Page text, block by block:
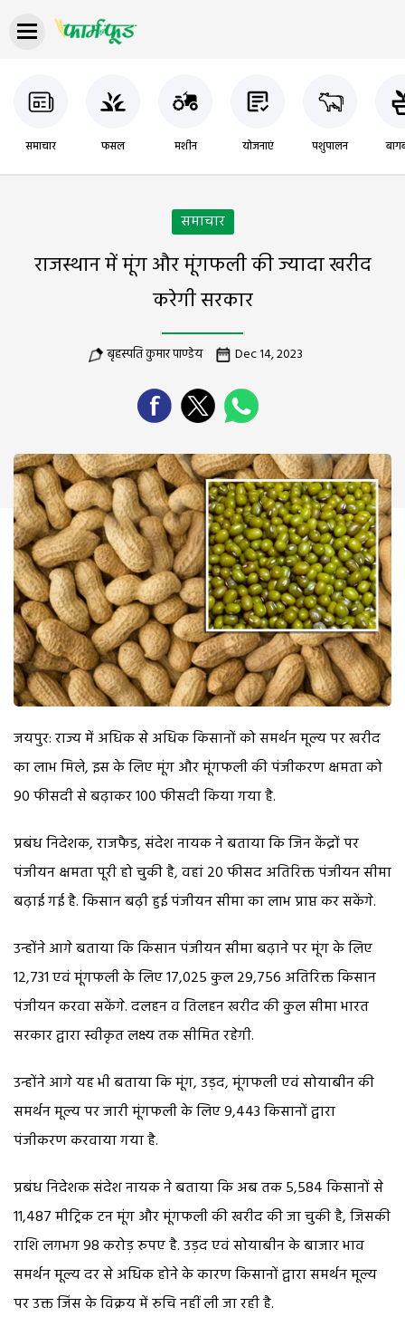
समाचार फसल मशीन योजनाएं पशुपालन
समाचार
राजस्थान में मूंग और मूंगफली की ज्यादा खरीद
करेगी सरकार
बृहस्पति कुमार पाण्डेय Dec 14, 2023
जयपुर: राज्य में अधिक से अधिक किसानों को समर्थन मूल्य पर खरीद
का लाभ मिले, इस के लिए मूंग और मूंगफली की पंजीकरण क्षमता को
90 फीसदी से बढ़ाकर 100 फीसदी किया गया है.
प्रबंध निदेशक, राजफैड, संदेश नायक ने बताया कि जिन केंद्रों पर
पंजीयन क्षमता पूरी हो चुकी है, वहां 20 फीसद अतिरिक्त पंजीयन सीमा
बढ़ाई गई है. किसान बढ़ी हुई पंजीयन सीमा का लाभ प्राप्त कर सकेंगे.
उन्होंने आगे बताया कि किसान पंजीयन सीमा बढ़ाने पर मूंग के लिए
12,731 एवं मूंगफली के लिए 17,025 कुल 29,756 अतिरिक्त किसान
पंजीयन करवा सकेंगे. दलहन व तिलहन खरीद की कुल सीमा भारत
सरकार द्वारा स्वीकृत लक्ष्य तक सीमित रहेगी.
उन्होंने आगे यह भी बताया कि मूंग, उड़द, मूंगफली एवं सोयाबीन की
समर्थन मूल्य पर जारी मूंगफली के लिए 9,443 किसानों द्वारा
पंजीकरण करवाया गया है.
प्रबंध निदेशक संदेश नायक ने बताया कि अब तक 5,584 किसानों से
11,487 मीट्रिक टन मूंग और मूंगफली की खरीद की जा चुकी है, जिसकी
राशि लगभग 98 करोड़ रुपए है. उड़द एवं सोयाबीन के बाजार भाव
समर्थन मूल्य दर से अधिक होने के कारण किसानों द्वारा समर्थन मूल्य
पर उक्त जिंस के विक्रय में रुचि नहीं ली जा रही है.